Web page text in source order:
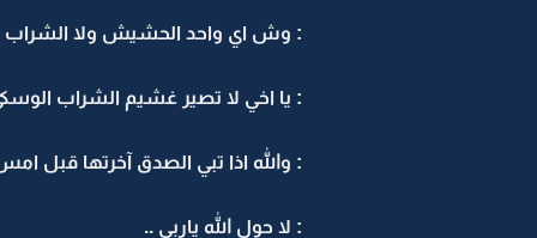
: وش اي واحد الحشيش ولا الشراب
: يا اخي لا تصير غشيم الشراب
: والله اذا تبي الصدق آخرتها قبل
: لا حول الله ياربي ..